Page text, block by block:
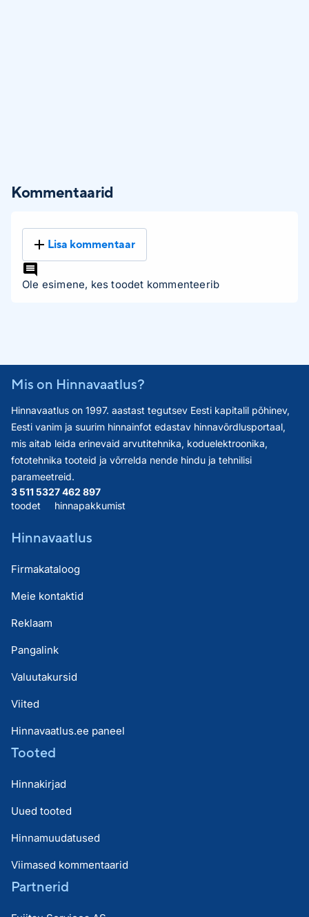
Kommentaarid
Lisa kommentaar
Ole esimene, kes toodet kommenteerib
Mis on Hinnavaatlus?
Hinnavaatlus on 1997. aastast tegutsev Eesti kapitalil põhinev,
Eesti vanim ja suurim hinnainfot edastav hinnavõrdlusportaal,
mis aitab leida erinevaid arvutitehnika, koduelektroonika,
fototehnika tooteid ja võrrelda nende hindu ja tehnilisi
parameetreid.
3 511 532
toodet
7 462 897
hinnapakkumist
Hinnavaatlus
Firmakataloog
Meie kontaktid
Reklaam
Pangalink
Valuutakursid
Viited
Hinnavaatlus.ee paneel
Tooted
Hinnakirjad
Uued tooted
Hinnamuudatused
Viimased kommentaarid
Partnerid